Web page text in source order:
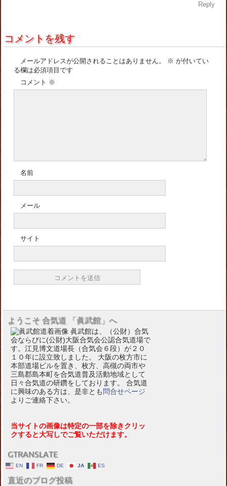
Reply
コメントを残す
メールアドレスが公開されることはありません。 ※ が付いてい
る欄は必須項目です
コメント ※
名前
メール
サイト
ようこそ 合気道 「眞武館」へ
眞武館は、（公財）合気
会ならびに(公財)大阪合気会公認合気道場で
す。江見博文道場長（合気会６段）が２０
１０年に設立致しました。 大阪の枚方市に
本部道場ビルを置き、枚方、高槻の両市や
三島郡島本町を合気道普及活動地域として
日々合気道の研鑽をしております。 合気道
に興味のある方は、是非とも 問合せページ
よりご連絡下さい。
当サイトの画像は特定の一部を除きクリッ
クすると大写しでご覧いただけます。
GTRANSLATE
EN FR DE JA ES
直近のブログ投稿